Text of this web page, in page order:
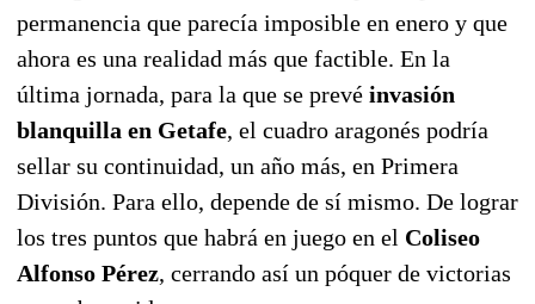
permanencia que parecía imposible en enero y que
ahora es una realidad más que factible. En la
última jornada, para la que se prevé invasión
blanquilla en Getafe, el cuadro aragonés podría
sellar su continuidad, un año más, en Primera
División. Para ello, depende de sí mismo. De lograr
los tres puntos que habrá en juego en el Coliseo
Alfonso Pérez, cerrando así un póquer de victorias